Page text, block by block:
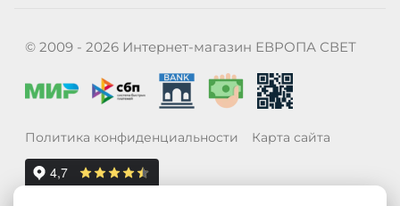
© 2009 - 2026 Интернет-магазин ЕВРОПА СВЕТ
Политика конфиденциальности Карта сайта